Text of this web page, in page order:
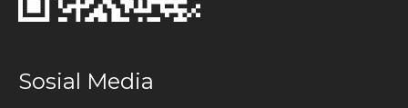
Sosial Media